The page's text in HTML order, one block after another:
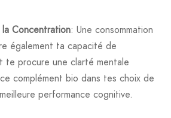
Concentration: Une consommation
également ta capacité de
te procure une clarté mentale
complément bio dans tes choix de
performance cognitive.